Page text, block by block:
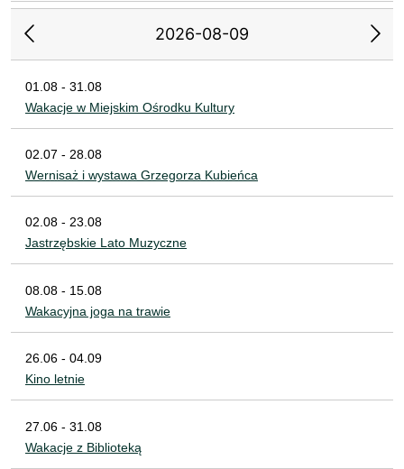
2026-08-09
01.08 - 31.08
Wakacje w Miejskim Ośrodku Kultury
02.07 - 28.08
Wernisaż i wystawa Grzegorza Kubieńca
02.08 - 23.08
Jastrzębskie Lato Muzyczne
08.08 - 15.08
Wakacyjna joga na trawie
26.06 - 04.09
Kino letnie
27.06 - 31.08
Wakacje z Biblioteką